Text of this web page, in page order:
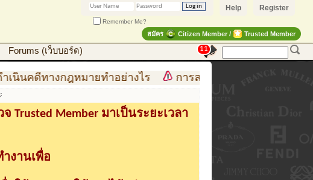
Register
Help
Remember Me?
สมัคร Citizen Member / Trusted Member
Forums (เว็บบอร์ด) 11
คดีทางกฎหมายทำอย่างไร การสร้าง สินค้าแฟชั่น สู่สินค้าแ
Member มาเป็นระยะเวลา
งานเพื่อ